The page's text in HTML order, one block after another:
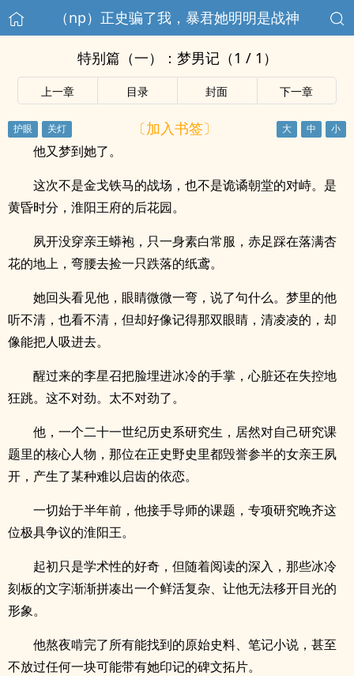
（np）正史骗了我，暴君她明明是战神
特别篇（一）：梦男记（1 / 1）
上一章 目录 封面 下一章
〔加入书签〕
他又梦到她了。
这次不是金戈铁马的战场，也不是诡谲朝堂的对峙。是
黄昏时分，淮阳王府的后花园。
夙开没穿亲王蟒袍，只一身素白常服，赤足踩在落满杏
花的地上，弯腰去捡一只跌落的纸鸢。
她回头看见他，眼睛微微一弯，说了句什么。梦里的他
听不清，也看不清，但却好像记得那双眼睛，清凌凌的，却
像能把人吸进去。
醒过来的李星召把脸埋进冰冷的手掌，心脏还在失控地
狂跳。这不对劲。太不对劲了。
他，一个二十一世纪历史系研究生，居然对自己研究课
题里的核心人物，那位在正史野史里都毁誉参半的女亲王夙
开，产生了某种难以启齿的依恋。
一切始于半年前，他接手导师的课题，专项研究晚齐这
位极具争议的淮阳王。
起初只是学术性的好奇，但随着阅读的深入，那些冰冷
刻板的文字渐渐拼凑出一个鲜活复杂、让他无法移开目光的
形象。
他熬夜啃完了所有能找到的原始史料、笔记小说，甚至
不放过任何一块可能带有她印记的碑文拓片。